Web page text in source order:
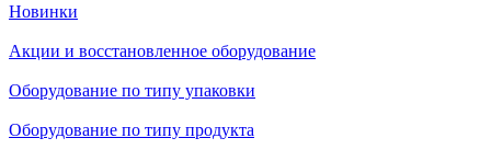
Новинки
Акции и восстановленное оборудование
Оборудование по типу упаковки
Оборудование по типу продукта